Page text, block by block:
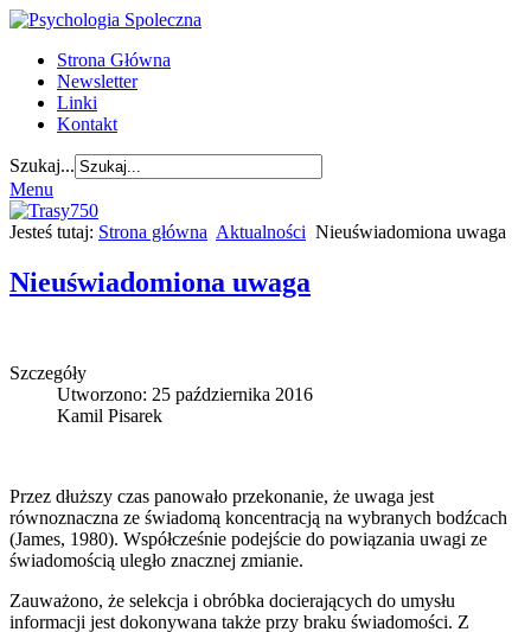
Strona Główna
Newsletter
Linki
Kontakt
Szukaj...
Menu
Jesteś tutaj: Strona główna Aktualności Nieuświadomiona uwaga
Nieuświadomiona uwaga
Szczegóły
Utworzono: 25 października 2016
Kamil Pisarek
Przez dłuższy czas panowało przekonanie, że uwaga jest
równoznaczna ze świadomą koncentracją na wybranych bodźcach
(James, 1980). Współcześnie podejście do powiązania uwagi ze
świadomością uległo znacznej zmianie.
Zauważono, że selekcja i obróbka docierających do umysłu
informacji jest dokonywana także przy braku świadomości. Z